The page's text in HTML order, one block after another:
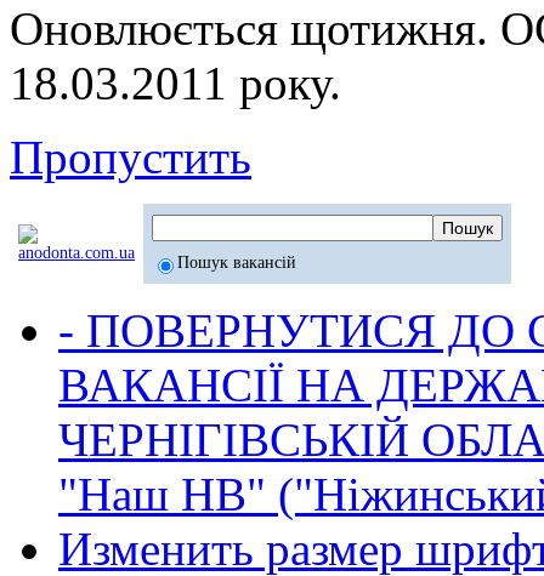
Оновлюється
18.03.2011 року.
Пропустить
Пошук вакансій
- ПОВЕРНУТИСЯ ДО
ВАКАНСІЇ НА
ЧЕРНІГІВСЬКІЙ
"Наш НВ"
Изменить размер